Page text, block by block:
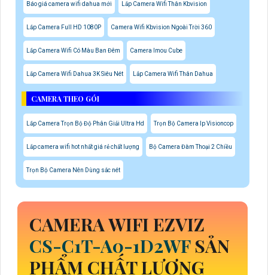
Báo giá camera wifi dahua mới Lắp Camera Wifi Thân Kbvision
Lắp Camera Full HD 1080P Camera Wifi Kbvision Ngoài Trời 360
Lắp Camera Wifi Có Màu Ban Đêm Camera Imou Cube
Lắp Camera Wifi Dahua 3K Siêu Nét Lắp Camera Wifi Thân Dahua
CAMERA THEO GÓI
Lắp Camera Trọn Bộ Độ Phân Giải Ultra Hd Trọn Bộ Camera Ip Visioncop
Lắp camera wifi hot nhất giá rẻ chất lượng Bộ Camera Đàm Thoại 2 Chiều
Trọn Bộ Camera Nên Dùng sắc nét
CAMERA WIFI EZVIZ
CS-C1T-A0-1D2WF SẢN
PHẨM CHẤT LƯỢNG